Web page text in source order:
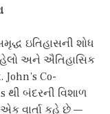
ઇતિહાસની શોધ
અને ઐતિહાસિક
Co-
થી બંદરની વિશાળ
વાર્તા કહે છે —